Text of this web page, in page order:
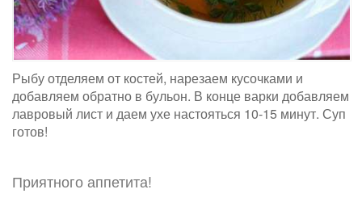
Рыбу отделяем от костей, нарезаем кусочками и
добавляем обратно в бульон. В конце варки добавляем
лавровый лист и даем ухе настояться 10-15 минут. Суп
готов!
Приятного аппетита!